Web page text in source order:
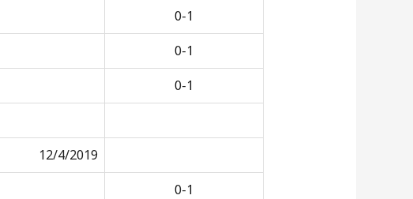
0-1
0-1
0-1
12/4/2019
0-1